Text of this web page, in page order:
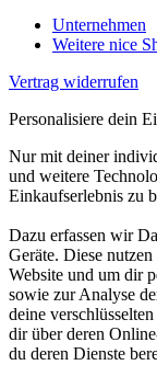
Unternehmen
Weitere nice
Vertrag widerrufen
Personalisiere dein
Nur mit deiner
und weitere
Einkaufserlebnis zu
Dazu erfassen wir
Geräte. Diese
Website und um dir
sowie zur Analyse
deine
dir über deren
du deren Dienste